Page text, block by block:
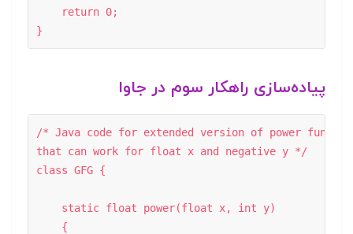
    return 0;
}
پیاده‌سازی راهکار سوم در جاوا
/* Java code for extended version of power
that can work for float x and negative y */
class GFG {
    static float power(float x, int y)
    {